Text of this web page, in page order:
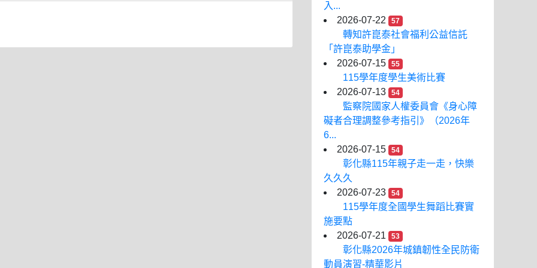
入...
2026-07-22
57
轉知許崑泰社會福利公益信託
「許崑泰助學金」
2026-07-15
55
115學年度學生美術比賽
2026-07-13
54
監察院國家人權委員會《身心障
礙者合理調整參考指引》（2026年
6...
2026-07-15
54
彰化縣115年親子走一走，快樂
久久久
2026-07-23
54
115學年度全國學生舞蹈比賽實
施要點
2026-07-21
53
彰化縣2026年城鎮韌性全民防衛
動員演習-精華影片